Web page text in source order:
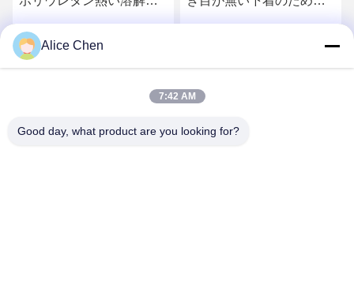
Alice Chen
7:42 AM
Good day, what product are you looking for?